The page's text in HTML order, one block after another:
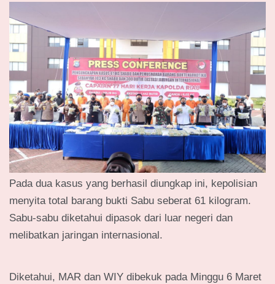
Pada dua kasus yang berhasil diungkap ini, kepolisian
menyita total barang bukti Sabu seberat 61 kilogram.
Sabu-sabu diketahui dipasok dari luar negeri dan
melibatkan jaringan internasional.
Diketahui, MAR dan WIY dibekuk pada Minggu 6 Maret